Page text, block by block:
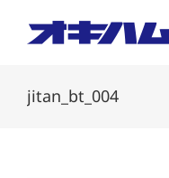
jitan_bt_004